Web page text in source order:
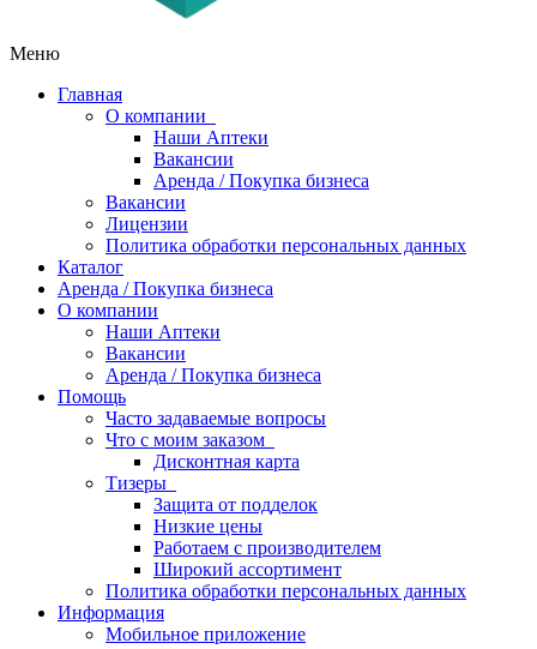
Меню
Главная
О компании
Наши Аптеки
Вакансии
Аренда / Покупка бизнеса
Вакансии
Лицензии
Политика обработки персональных данных
Каталог
Аренда / Покупка бизнеса
О компании
Наши Аптеки
Вакансии
Аренда / Покупка бизнеса
Помощь
Часто задаваемые вопросы
Что с моим заказом
Дисконтная карта
Тизеры
Защита от подделок
Низкие цены
Работаем с производителем
Широкий ассортимент
Политика обработки персональных данных
Информация
Мобильное приложение